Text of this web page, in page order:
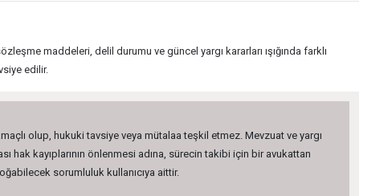
maddeleri, delil durumu ve güncel yargı kararları ışığında farklı
edilir.
olup, hukuki tavsiye veya mütalaa teşkil etmez. Mevzuat ve yargı
kayıplarının önlenmesi adına, sürecin takibi için bir avukattan
sorumluluk kullanıcıya aittir.